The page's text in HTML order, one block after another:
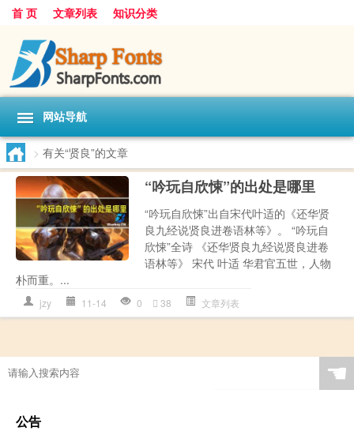
首 页 文章列表 知识分类
网站导航
> 有关“贤良”的文章
“吟玩自欣悚”的出处是哪里
“吟玩自欣悚”出自宋代叶适的《还华贤
良九经说贤良进卷语林等》。 “吟玩自
欣悚”全诗 《还华贤良九经说贤良进卷
语林等》 宋代 叶适 华君官五世，人物
朴而重。...
jzy 11-14 0 38 文章列表
☚
公告